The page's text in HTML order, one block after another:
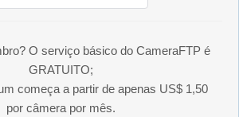
O serviço básico do CameraFTP é
GRATUITO;
começa a partir de apenas US$ 1,50
por câmera por mês.